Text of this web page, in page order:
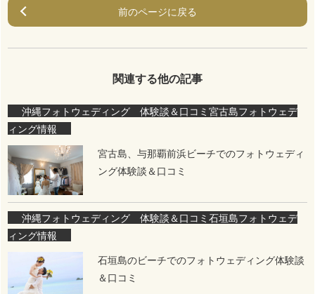
前のページに戻る
関連する他の記事
沖縄フォトウェディング 体験談＆口コミ宮古島フォトウェデ
ィング情報
宮古島、与那覇前浜ビーチでのフォトウェディ
ング体験談＆口コミ
沖縄フォトウェディング 体験談＆口コミ石垣島フォトウェデ
ィング情報
石垣島のビーチでのフォトウェディング体験談
＆口コミ